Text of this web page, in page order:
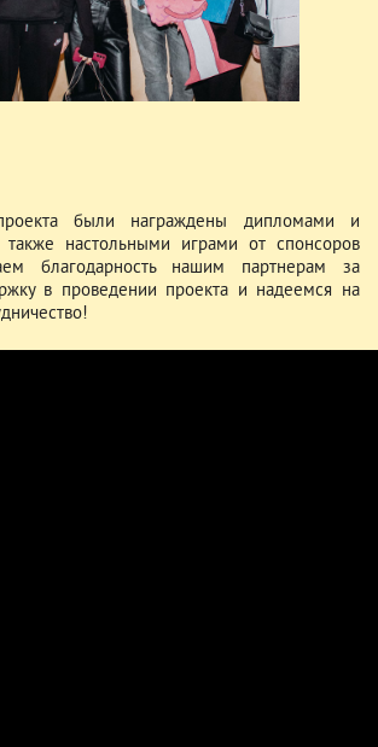
были награждены дипломами и
также настольными играми от спонсоров
благодарность нашим партнерам за
в проведении проекта и надеемся на